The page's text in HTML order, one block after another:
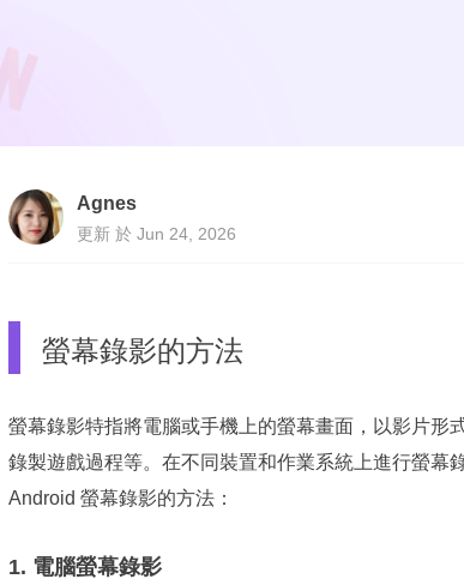
Agnes
更新 於 Jun 24, 2026
螢幕錄影的方法
螢幕錄影特指將電腦或手機上的螢幕畫面，以影片形
錄製遊戲過程等。在不同裝置和作業系統上進行螢幕
Android 螢幕錄影的方法：
1. 電腦螢幕錄影